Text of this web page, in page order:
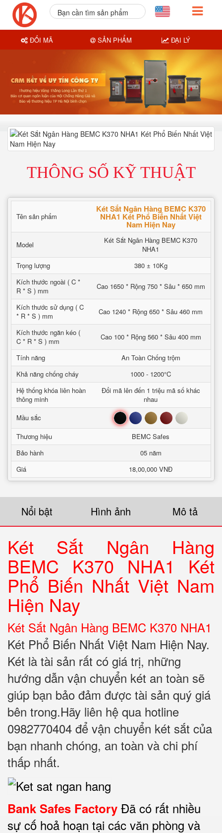
THÔNG SỐ KỸ THUẬT
Tên sản phẩm
Két Sắt Ngân Hàng BEMC K370
NHA1 Két Phổ Biến Nhất Việt
Nam Hiện Nay
Model
Két Sắt Ngân Hàng BEMC K370
NHA1
Trọng lượng
380 ± 10Kg
Kích thước ngoài ( C *
R * S ) mm
Cao 1650 * Rộng 750 * Sâu * 650 mm
Kích thước sử dụng ( C
* R * S ) mm
Cao 1240 * Rộng 650 * Sâu 460 mm
Kích thước ngăn kéo (
C * R * S ) mm
Cao 100 * Rộng 560 * Sâu 400 mm
Tính năng
An Toàn Chống trộm
Khả năng chống cháy
1000 - 1200°C
Hệ thống khóa liên hoàn
thông minh
Đổi mã lên đến 1 triệu mã số khác
nhau
Mầu sắc
Đen Xanh Nâu Đỏ Trắng
Thương hiệu
BEMC Safes
Bảo hành
05 năm
Giá
18,00,000 VNĐ
Nổi bật Hình ảnh Mô tả
Két Sắt Ngân Hàng
BEMC K370 NHA1 Két
Phổ Biến Nhất Việt Nam
Hiện Nay
Két Sắt Ngân Hàng BEMC K370 NHA1
Két Phổ Biến Nhất Việt Nam Hiện Nay.
Két là tài sản rất có giá trị, những
hướng dẫn vận chuyển két an toàn sẽ
giúp bạn bảo đảm được tài sản quý giá
bên trong.Hãy liên hệ qua hotline
0982770404 để vận chuyển két sắt của
bạn nhanh chóng, an toàn và chi phí
thấp nhất.
Bank Safes Factory Đã có rất nhiều
sự cố hoả hoạn tại các văn phòng và
Bạn cần tìm sản phẩm
ĐỔI MÃ SẢN PHẨM ĐẠI LÝ